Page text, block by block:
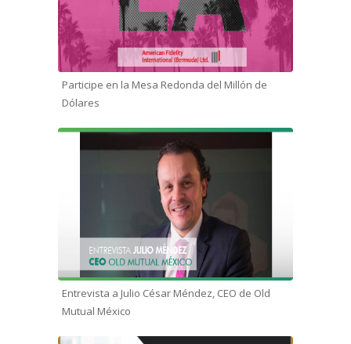
Participe en la Mesa Redonda del Millón de
Dólares
Entrevista a Julio César Méndez, CEO de Old
Mutual México